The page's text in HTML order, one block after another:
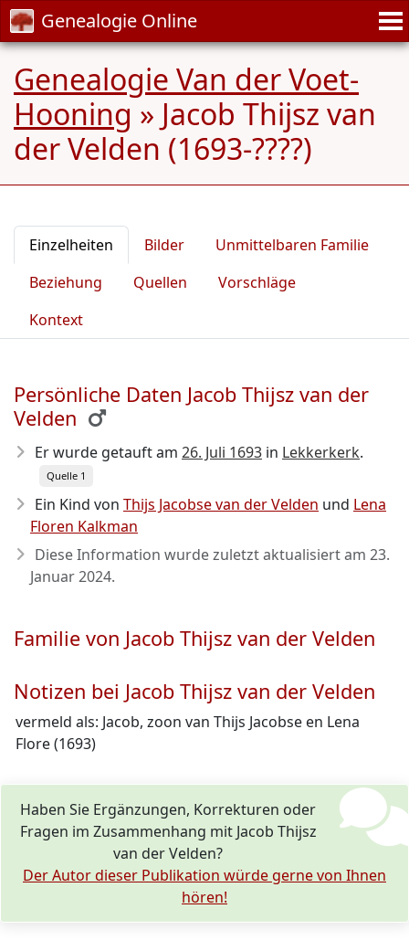
Genealogie Online
Genealogie Van der Voet-
Hooning » Jacob Thijsz van
der Velden (1693-????)
Einzelheiten Bilder
Unmittelbaren Familie
Beziehung
Quellen
Vorschläge
Kontext
Persönliche Daten Jacob Thijsz van der
Velden
Er wurde getauft am 26. Juli 1693 in Lekkerkerk.
Quelle 1
Ein Kind von Thijs Jacobse van der Velden und Lena
Floren Kalkman
Diese Information wurde zuletzt aktualisiert am 23.
Januar 2024.
Familie von Jacob Thijsz van der Velden
Notizen bei Jacob Thijsz van der Velden
vermeld als: Jacob, zoon van Thijs Jacobse en Lena
Flore (1693)
Haben Sie Ergänzungen, Korrekturen oder
Fragen im Zusammenhang mit Jacob Thijsz
van der Velden?
Der Autor dieser Publikation würde gerne von Ihnen
hören!